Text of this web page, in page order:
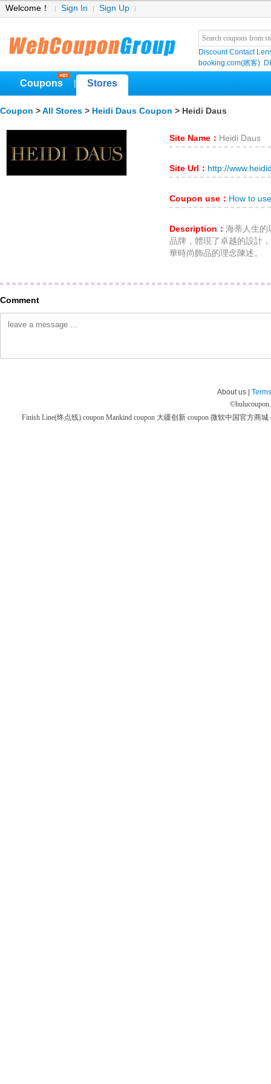
Welcome！ Sign In Sign Up
Discount Contact
booking.com(繽客)
Coupons Stores
Coupon > All Stores > Heidi Daus Coupon > Heidi Daus
Site Name： Heidi Daus
Site Url： http://
Coupon use： How to
Description： 海蒂人生的
品牌，體現了卓越的設計
華時尚飾品的理念陳述。
Comment
About us |
©
Finish Line(终点线) coupon Mankind coupon 大疆创新 coupon 微软中国官方商城